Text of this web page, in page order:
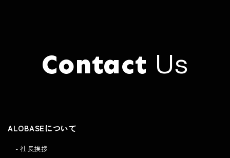
Contact Us
ALOBASEについて
社長挨拶